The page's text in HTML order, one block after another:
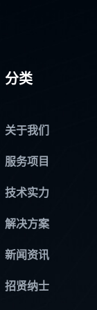
分类
关于我们
服务项目
技术实力
解决方案
新闻资讯
招贤纳士